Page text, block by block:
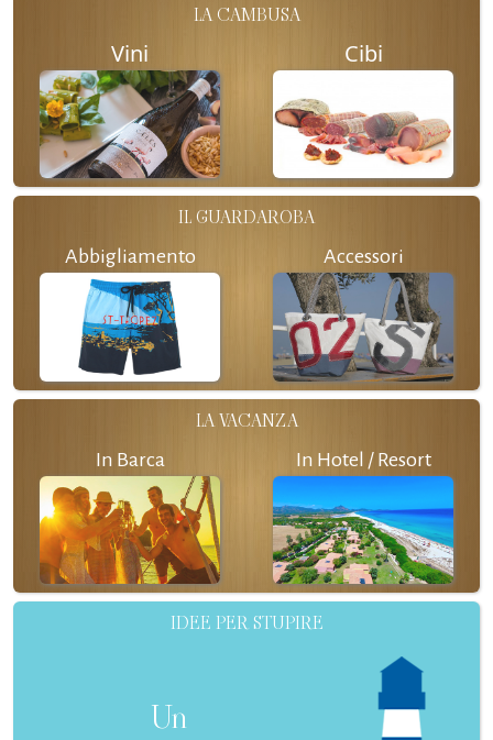
LA CAMBUSA
Vini Cibi
IL GUARDAROBA
Abbigliamento Accessori
LA VACANZA
In Barca In Hotel / Resort
IDEE PER STUPIRE
Un